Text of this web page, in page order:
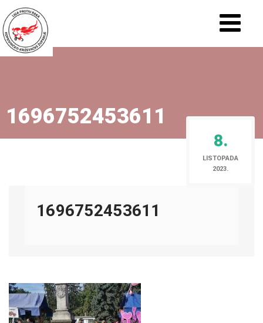
1696752453611
8.
LISTOPADA
2023.
1696752453611